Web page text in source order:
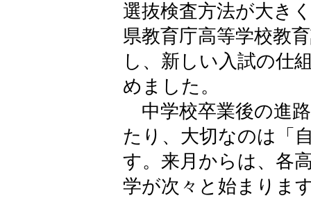
選抜検査方法が大き
県教育庁高等学校教
し、新しい入試の仕
めました。
中学校卒業後の進
たり、大切なのは「
す。来月からは、各
学が次々と始まりま